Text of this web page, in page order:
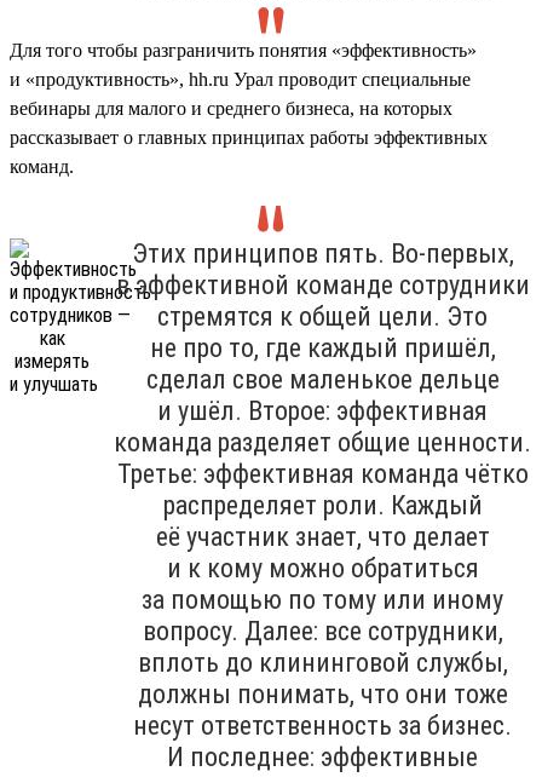
Для того чтобы разграничить понятия «эффективность»
и «продуктивность», hh.ru Урал проводит специальные
вебинары для малого и среднего бизнеса, на которых
рассказывает о главных принципах работы эффективных
команд.
Этих принципов пять. Во-первых,
в эффективной команде сотрудники
стремятся к общей цели. Это
не про то, где каждый пришёл,
сделал свое маленькое дельце
и ушёл. Второе: эффективная
команда разделяет общие ценности.
Третье: эффективная команда чётко
распределяет роли. Каждый
её участник знает, что делает
и к кому можно обратиться
за помощью по тому или иному
вопросу. Далее: все сотрудники,
вплоть до клининговой службы,
должны понимать, что они тоже
несут ответственность за бизнес.
И последнее: эффективные